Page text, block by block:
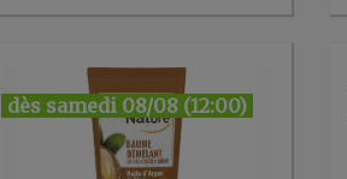
dès samedi 08/08 (12:00)